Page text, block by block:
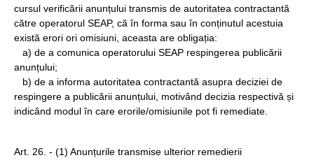
cursul verificării anunțului transmis de autoritatea contractantă
către operatorul SEAP, că în forma sau în conținutul acestuia
există erori ori omisiuni, aceasta are obligația:
a) de a comunica operatorului SEAP respingerea publicării
anunțului;
b) de a informa autoritatea contractantă asupra deciziei de
respingere a publicării anunțului, motivând decizia respectivă și
indicând modul în care erorile/omisiunile pot fi remediate.
Art. 26. - (1) Anunțurile transmise ulterior remedierii